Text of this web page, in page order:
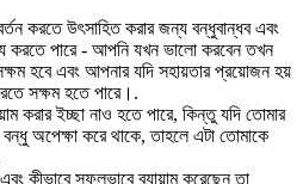
করতে উৎসাহিত করার জন্য বন্ধুবান্ধব এবং
করতে পারে - আপনি যখন ভালো করবেন তখন
হবে এবং আপনার যদি সহায়তার প্রয়োজন হয়
সক্ষম হতে পারে।.
করার ইচ্ছা নাও হতে পারে, কিন্তু যদি তোমার
অপেক্ষা করে থাকে, তাহলে এটা তোমাকে
কীভাবে সফলভাবে ব্যায়াম করেছেন তা